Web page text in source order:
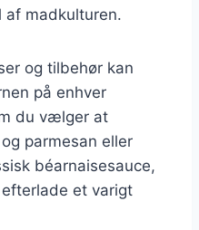
af madkulturen.
og tilbehør kan
på enhver
du vælger at
parmesan eller
béarnaisesauce,
et varigt